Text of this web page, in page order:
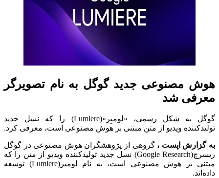
هوش مصنوعی جدید گوگل به نام تصویرگر
معرفی شد
گوگل به شکل رسمی، «لومیِر»(Lumiere) را که نسل جدید
تولیدکننده ویدیو از متن مبتنی بر هوش مصنوعی است، معرفی کرد.
به گزارش اپست ،گروهی از پژوهشگران هوش مصنوعی در گوگل
ریسرچ(Google Research) نسل جدید تولیدکننده ویدیو از متن را که
مبتنی بر هوش مصنوعی است، به نام لومیر(Lumiere) توسعه
داده‌اند.